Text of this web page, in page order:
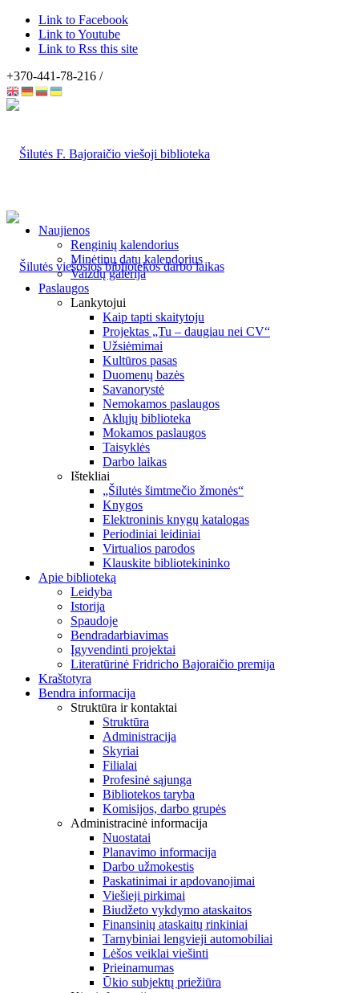
Link to Facebook
Link to Youtube
Link to Rss this site
+370-441-78-216 /
Naujienos
Renginių kalendorius
Minėtinų datų kalendorius
Vaizdų galerija
Paslaugos
Lankytojui
Kaip tapti skaitytoju
Projektas „Tu – daugiau nei CV“
Užsiėmimai
Kultūros pasas
Duomenų bazės
Savanorystė
Nemokamos paslaugos
Aklųjų biblioteka
Mokamos paslaugos
Taisyklės
Darbo laikas
Ištekliai
„Šilutės šimtmečio žmonės“
Knygos
Elektroninis knygų katalogas
Periodiniai leidiniai
Virtualios parodos
Klauskite bibliotekininko
Apie biblioteką
Leidyba
Istorija
Spaudoje
Bendradarbiavimas
Įgyvendinti projektai
Literatūrinė Fridricho Bajoraičio premija
Kraštotyra
Bendra informacija
Struktūra ir kontaktai
Struktūra
Administracija
Skyriai
Filialai
Profesinė sąjunga
Bibliotekos taryba
Komisijos, darbo grupės
Administracinė informacija
Nuostatai
Planavimo informacija
Darbo užmokestis
Paskatinimai ir apdovanojimai
Viešieji pirkimai
Biudžeto vykdymo ataskaitos
Finansinių ataskaitų rinkiniai
Tarnybiniai lengvieji automobiliai
Lėšos veiklai viešinti
Prieinamumas
Ūkio subjektų priežiūra